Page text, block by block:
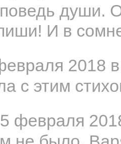
души.
И в
2018
с этим
февраля